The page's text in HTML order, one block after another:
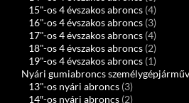
15"-os 4 évszakos abroncs (4)
16"-os 4 évszakos abroncs (3)
17"-os 4 évszakos abroncs (4)
18"-os 4 évszakos abroncs (2)
19"-os 4 évszakos abroncs (1)
Nyári gumiabroncs
13"-os nyári abroncs (3)
14″-os nyári abroncs (2)